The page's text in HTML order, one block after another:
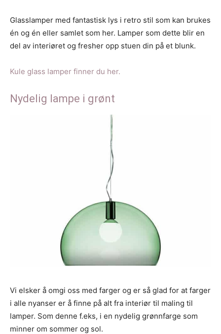
Glasslamper med fantastisk lys i retro stil som kan brukes
én og én eller samlet som her. Lamper som dette blir en
del av interiøret og fresher opp stuen din på et blunk.
Kule glass lamper finner du her.
Nydelig lampe i grønt
Vi elsker å omgi oss med farger og er så glad for at farger
i alle nyanser er å finne på alt fra interiør til maling til
lamper. Som denne f.eks, i en nydelig grønnfarge som
minner om sommer og sol.